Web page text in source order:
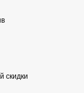
скидки